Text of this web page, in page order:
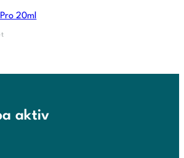
20ml
aktiv